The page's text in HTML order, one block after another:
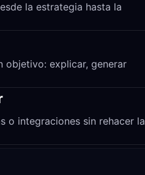
la estrategia hasta la
objetivo: explicar, generar
o integraciones sin rehacer la